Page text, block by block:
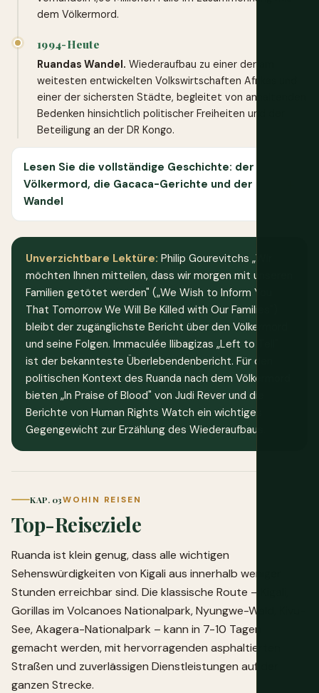
dem Völkermord.
1994-Heute
Ruandas Wandel. Wiederaufbau zu einer der am
weitesten entwickelten Volkswirtschaften Afrikas und
einer der sichersten Städte, begleitet von anhaltenden
Bedenken hinsichtlich politischer Freiheiten und der
Beteiligung an der DR Kongo.
Lesen Sie die vollständige Geschichte: der
Völkermord, die Gacaca-Gerichte und der
Wandel
Unverzichtbare Lektüre: Philip Gourevitchs „Wir
möchten Ihnen mitteilen, dass wir morgen mit unseren
Familien getötet werden" („We Wish to Inform You
That Tomorrow We Will Be Killed with Our Families")
bleibt der zugänglichste Bericht über den Völkermord
und seine Folgen. Immaculée Ilibagizas „Left to Tell"
ist der bekannteste Überlebendenbericht. Für den
politischen Kontext des Ruanda nach dem Völkermord
bieten „In Praise of Blood" von Judi Rever und die
Berichte von Human Rights Watch ein wichtiges
Gegengewicht zur Erzählung des Wiederaufbaus.
KAP. 03WOHIN REISEN
Top-Reiseziele
Ruanda ist klein genug, dass alle wichtigen
Sehenswürdigkeiten von Kigali aus innerhalb weniger
Stunden erreichbar sind. Die klassische Route – Kigali,
Gorillas im Volcanoes Nationalpark, Nyungwe-Wald, Kivu-
See, Akagera-Nationalpark – kann in 7-10 Tagen
gemacht werden, mit hervorragenden asphaltierten
Straßen und zuverlässigen Dienstleistungen auf der
ganzen Strecke.